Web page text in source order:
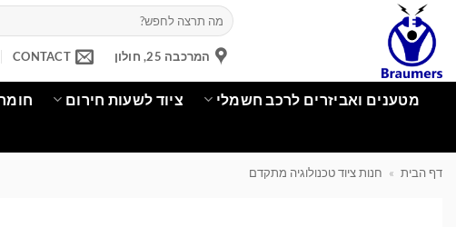
content
חיפוש
עבור:
המרכבה 25, חולון CONTACT
מטענים ואביזרים לרכב חשמלי ציוד לשעות חירום
דף הבית » חנות ציוד טכנולוגיה מתקדם